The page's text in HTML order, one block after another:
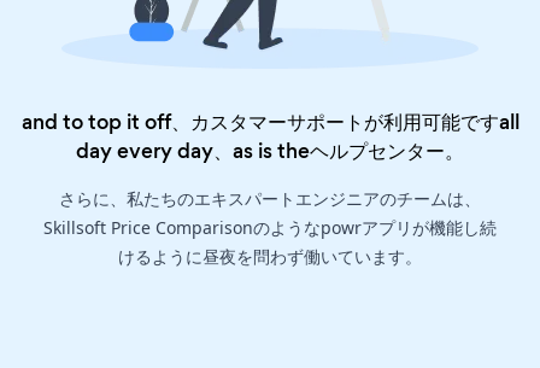
and to top it off、カスタマーサポートが利用可能ですall
day every day、as is theヘルプセンター。
さらに、私たちのエキスパートエンジニアのチームは、
Skillsoft Price Comparisonのようなpowrアプリが機能し続
けるように昼夜を問わず働いています。